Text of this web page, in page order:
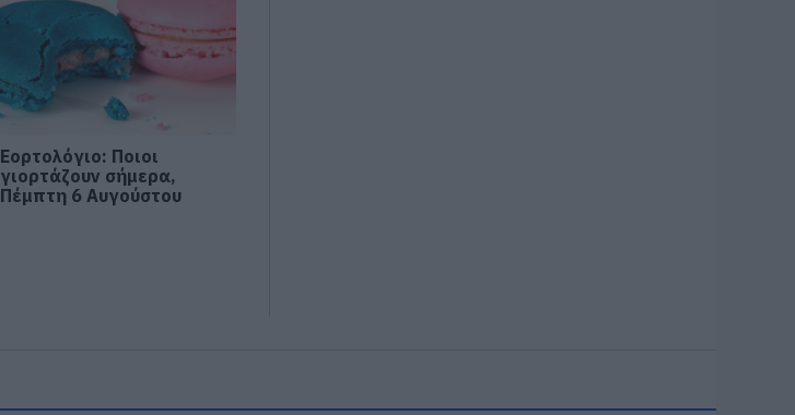
Εορτολόγιο: Ποιοι
γιορτάζουν σήμερα,
Πέμπτη 6 Αυγούστου